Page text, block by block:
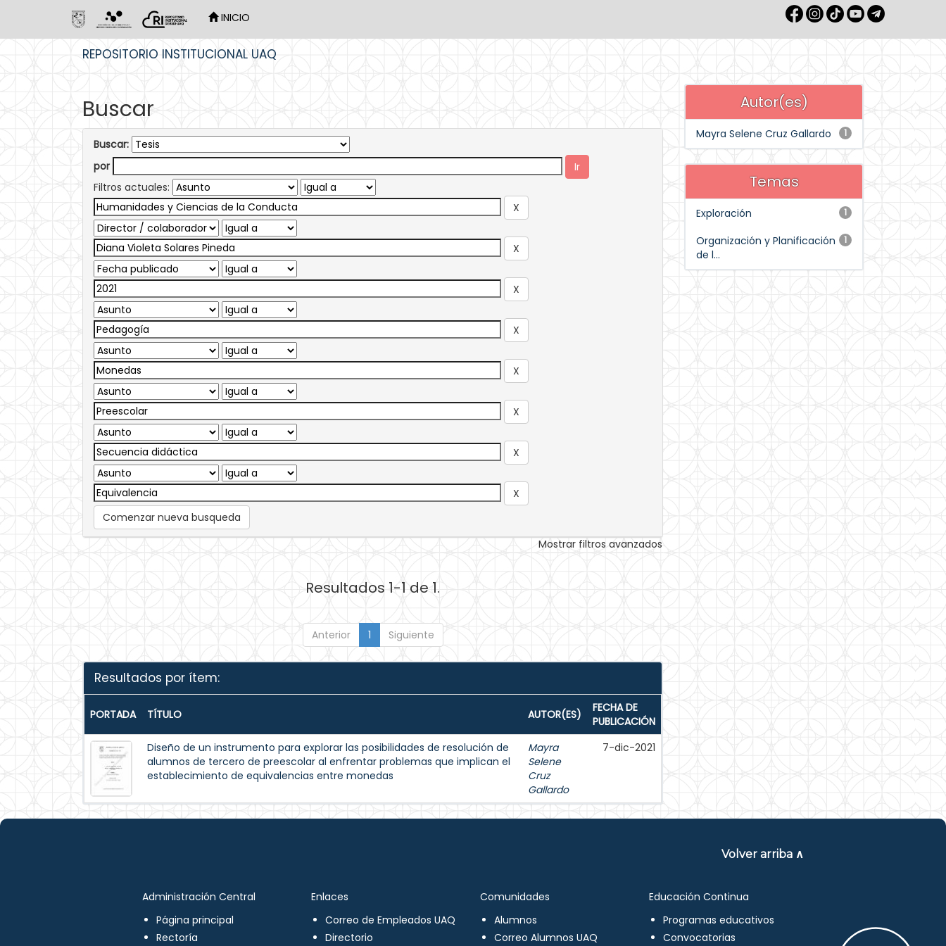
INICIO
REPOSITORIO INSTITUCIONAL UAQ
Buscar
Buscar:
por
Filtros actuales:
Comenzar nueva busqueda
Mostrar filtros avanzados
Resultados 1-1 de 1.
Anterior 1 Siguiente
Resultados por ítem:
PORTADA TÍTULO AUTOR(ES)
FECHA DE
PUBLICACIÓN
Diseño de un instrumento para explorar las posibilidades de resolución de
alumnos de tercero de preescolar al enfrentar problemas que implican el
establecimiento de equivalencias entre monedas
Mayra
Selene
Cruz
Gallardo
7-dic-2021
Autor(es)
1
Mayra Selene Cruz Gallardo
Temas
1
Exploración
1
Organización y Planificación
de l...
Volver arriba ∧
Administración Central
Página principal
Rectoría
Enlaces
Correo de Empleados UAQ
Directorio
Comunidades
Alumnos
Correo Alumnos UAQ
Educación Continua
Programas educativos
Convocatorias